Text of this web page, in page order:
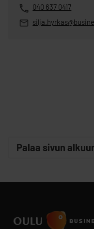
040 637 0417
Palaa sivun